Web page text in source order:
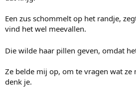
Een zus schommelt op het randje,
vind het wel meevallen.
Die wilde haar pillen geven, omdat
Ze belde mij op, om te vragen wat ze
denk je.